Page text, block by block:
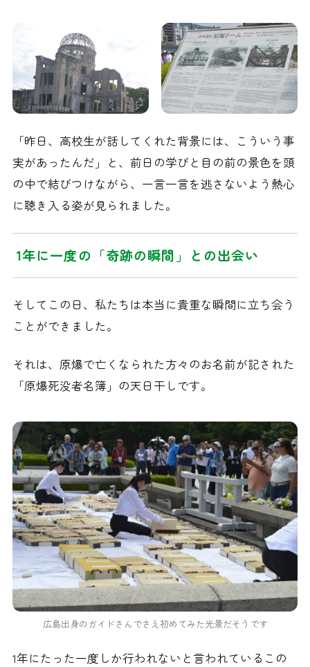
「昨日、高校生が話してくれた背景には、こういう事
実があったんだ」と、前日の学びと目の前の景色を頭
の中で結びつけながら、一言一言を逃さないよう熱心
に聴き入る姿が見られました。
1年に一度の「奇跡の瞬間」との出会い
そしてこの日、私たちは本当に貴重な瞬間に立ち会う
ことができました。
それは、原爆で亡くなられた方々のお名前が記された
「原爆死没者名簿」の天日干しです。
広島出身のガイドさんでさえ初めてみた光景だそうです
1年にたった一度しか行われないと言われているこの